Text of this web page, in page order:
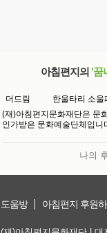
아침편지의 '꿈
더드림
한울타리 소울
(재)아침편지문화재단은 문
인가받은 문화예술단체입니
나의
도움방 아침편지 후원